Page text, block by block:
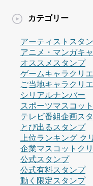
カテゴリー
アーティストスタ
アニメ・マンガキ
オススメスタンプ
ゲームキャラクリ
ご当地キャラクリ
シリアルナンバー
スポーツマスコッ
テレビ番組企画ス
とび出るスタンプ
上位ランキング ク
企業マスコットク
公式スタンプ
公式有料スタンプ
動く限定スタンプ